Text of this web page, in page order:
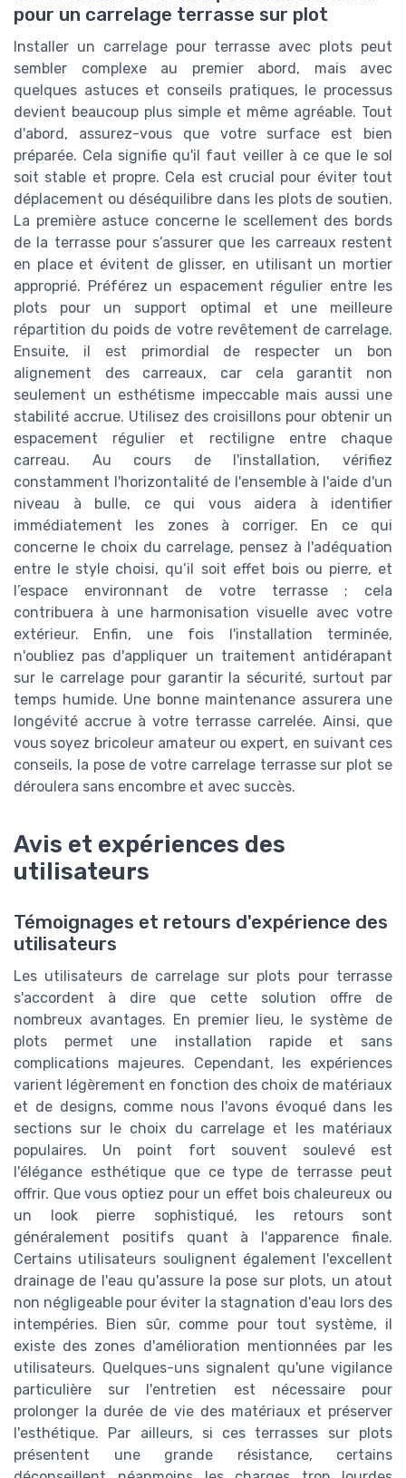
pour un carrelage terrasse sur plot
Installer un carrelage pour terrasse avec plots peut
sembler complexe au premier abord, mais avec
quelques astuces et conseils pratiques, le processus
devient beaucoup plus simple et même agréable. Tout
d'abord, assurez-vous que votre surface est bien
préparée. Cela signifie qu'il faut veiller à ce que le sol
soit stable et propre. Cela est crucial pour éviter tout
déplacement ou déséquilibre dans les plots de soutien.
La première astuce concerne le scellement des bords
de la terrasse pour s’assurer que les carreaux restent
en place et évitent de glisser, en utilisant un mortier
approprié. Préférez un espacement régulier entre les
plots pour un support optimal et une meilleure
répartition du poids de votre revêtement de carrelage.
Ensuite, il est primordial de respecter un bon
alignement des carreaux, car cela garantit non
seulement un esthétisme impeccable mais aussi une
stabilité accrue. Utilisez des croisillons pour obtenir un
espacement régulier et rectiligne entre chaque
carreau. Au cours de l'installation, vérifiez
constamment l'horizontalité de l'ensemble à l'aide d'un
niveau à bulle, ce qui vous aidera à identifier
immédiatement les zones à corriger. En ce qui
concerne le choix du carrelage, pensez à l'adéquation
entre le style choisi, qu’il soit effet bois ou pierre, et
l’espace environnant de votre terrasse ; cela
contribuera à une harmonisation visuelle avec votre
extérieur. Enfin, une fois l'installation terminée,
n'oubliez pas d'appliquer un traitement antidérapant
sur le carrelage pour garantir la sécurité, surtout par
temps humide. Une bonne maintenance assurera une
longévité accrue à votre terrasse carrelée. Ainsi, que
vous soyez bricoleur amateur ou expert, en suivant ces
conseils, la pose de votre carrelage terrasse sur plot se
déroulera sans encombre et avec succès.
Avis et expériences des
utilisateurs
Témoignages et retours d'expérience des
utilisateurs
Les utilisateurs de carrelage sur plots pour terrasse
s'accordent à dire que cette solution offre de
nombreux avantages. En premier lieu, le système de
plots permet une installation rapide et sans
complications majeures. Cependant, les expériences
varient légèrement en fonction des choix de matériaux
et de designs, comme nous l'avons évoqué dans les
sections sur le choix du carrelage et les matériaux
populaires. Un point fort souvent soulevé est
l'élégance esthétique que ce type de terrasse peut
offrir. Que vous optiez pour un effet bois chaleureux ou
un look pierre sophistiqué, les retours sont
généralement positifs quant à l'apparence finale.
Certains utilisateurs soulignent également l'excellent
drainage de l'eau qu'assure la pose sur plots, un atout
non négligeable pour éviter la stagnation d'eau lors des
intempéries. Bien sûr, comme pour tout système, il
existe des zones d'amélioration mentionnées par les
utilisateurs. Quelques-uns signalent qu'une vigilance
particulière sur l'entretien est nécessaire pour
prolonger la durée de vie des matériaux et préserver
l'esthétique. Par ailleurs, si ces terrasses sur plots
présentent une grande résistance, certains